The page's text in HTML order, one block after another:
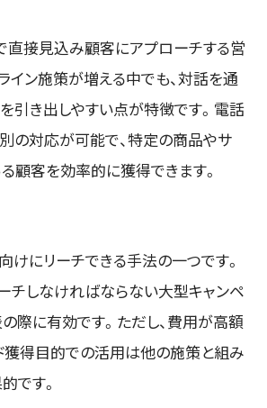
直接見込み顧客にアプローチする営
イン施策が増える中でも、対話を通
引き出しやすい点が特徴です。電話
の対応が可能で、特定の商品やサ
顧客を効率的に獲得できます。
けにリーチできる手法の一つです。
チしなければならない大型キャンペ
際に有効です。ただし、費用が高額
獲得目的での活用は他の施策と組み
です。